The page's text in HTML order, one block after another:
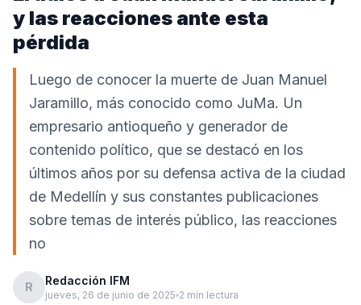
y las reacciones ante esta
pérdida
Luego de conocer la muerte de Juan Manuel
Jaramillo, más conocido como JuMa. Un
empresario antioqueño y generador de
contenido político, que se destacó en los
últimos años por su defensa activa de la ciudad
de Medellín y sus constantes publicaciones
sobre temas de interés público, las reacciones
no
R Redacción IFM
jueves, 26 de junio de 2025 2 min lectura